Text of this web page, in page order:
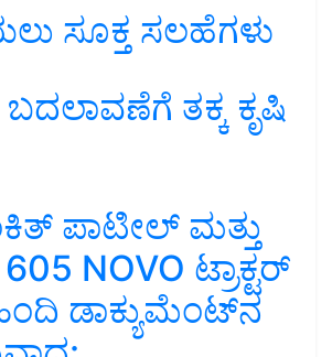
ಸೂಕ್ತ ಸಲಹೆಗಳು
ತಕ್ಕ ಕೃಷಿ
ಪಾಟೀಲ್ ಮತ್ತು
NOVO ಟ್ರಾಕ್ಟರ್
ಡಾಕ್ಯುಮೆಂಟ್‌ನ